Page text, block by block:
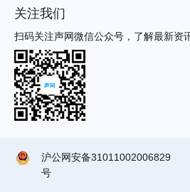
关注我们
扫码关注声网微信公众号，了解最新资
沪公网安备31011002006829
号